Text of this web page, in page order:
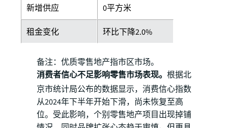
新增供应 0平方米
租金变化 环比下降2.0%
备注：优质零售地产指市区市场。
消费者信心不足影响零售市场表现。 根据北
京市统计局公布的数据显示，消费信心指数
从2024年下半年开始下滑，尚未恢复至高
位。受此影响，个别零售地产项目出现掉铺